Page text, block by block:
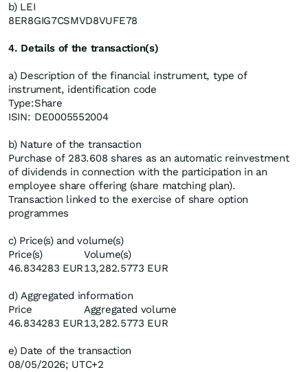
b) LEI
8ER8GIG7CSMVD8VUFE78
4. Details of the transaction(s)
a) Description of the financial instrument, type of
instrument, identification code
Type:Share
ISIN: DE0005552004
b) Nature of the transaction
Purchase of 283.608 shares as an automatic reinvestment
of dividends in connection with the participation in an
employee share offering (share matching plan).
Transaction linked to the exercise of share option
programmes
c) Price(s) and volume(s)
Price(s)
Volume(s)
46.834283 EUR13,282.5773 EUR
d) Aggregated information
Price
Aggregated volume
46.834283 EUR13,282.5773 EUR
e) Date of the transaction
08/05/2026; UTC+2